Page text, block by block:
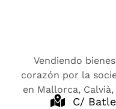
Vendiendo
corazón por la
en Mallorca,
C/